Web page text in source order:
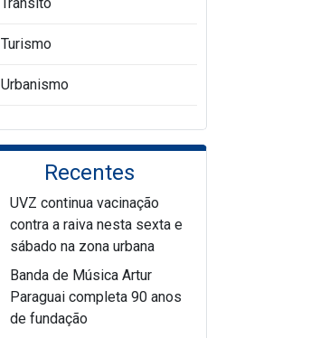
Turismo
Urbanismo
Recentes
UVZ continua vacinação
contra a raiva nesta sexta e
sábado na zona urbana
Banda de Música Artur
Paraguai completa 90 anos
de fundação